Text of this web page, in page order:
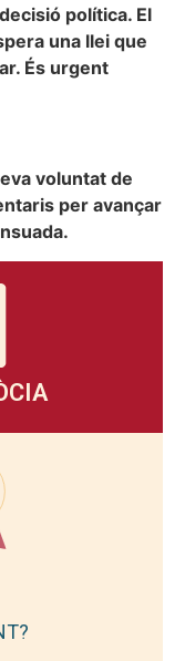
política. El
una llei que
És urgent
voluntat de
per avançar